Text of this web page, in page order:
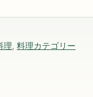
理, 料理カテゴリー